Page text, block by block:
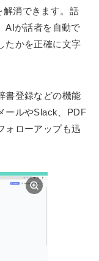
解消できます。話
AIが話者を自動で
たかを正確に文字
書登録などの機能
ールやSlack、PDF
ォローアップも迅